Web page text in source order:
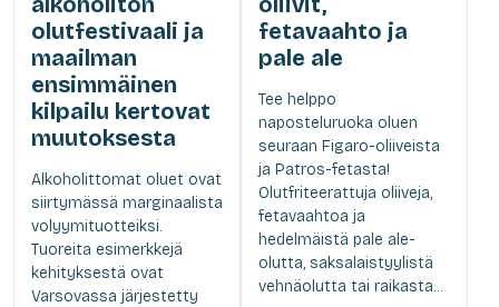
olutfestivaali ja
maailman
ensimmäinen
kilpailu kertovat
muutoksesta
Alkoholittomat oluet ovat
siirtymässä marginaalista
volyymituotteiksi.
Tuoreita esimerkkejä
kehityksestä ovat
Varsovassa järjestetty
fetavaahto ja
pale ale
Tee helppo
naposteluruoka oluen
seuraan Figaro-oliiveista
ja Patros-fetasta!
Olutfriteerattuja oliiveja,
fetavaahtoa ja
hedelmäistä pale ale-
olutta, saksalaistyylistä
vehnäolutta tai raikasta...